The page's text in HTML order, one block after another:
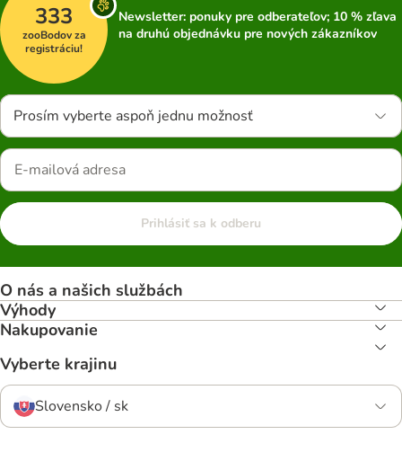
333
zooBodov za
registráciu!
Newsletter: ponuky pre odberateľov; 10 % zľava
na druhú objednávku pre nových zákazníkov
Prosím vyberte aspoň jednu možnosť
Prihlásiť sa k odberu
O nás a našich službách
Výhody
Nakupovanie
Vyberte krajinu
Slovensko / sk